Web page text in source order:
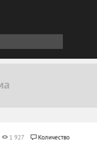
1 927
Количество